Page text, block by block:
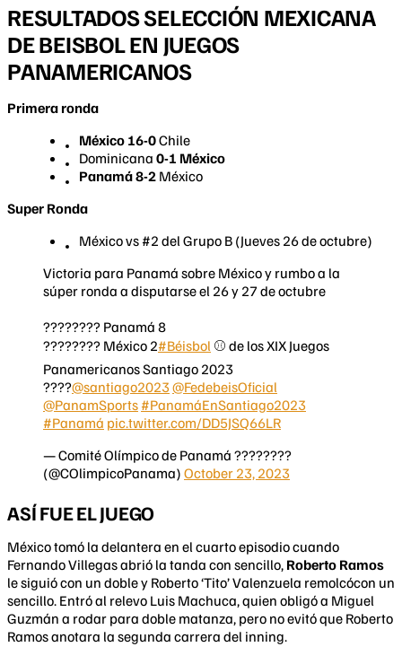
RESULTADOS SELECCIÓN MEXICANA
DE BEISBOL EN JUEGOS
PANAMERICANOS
Primera ronda
México 16-0Chile
Dominicana 0-1 México
Panamá 8-2 México
Super Ronda
México vs #2 del Grupo B (Jueves 26 de octubre)
Victoria para Panamá sobre México y rumbo a la
súper ronda a disputarse el 26 y 27 de octubre
???????? Panamá 8
???????? México 2#Béisbol ⚾️ de los XIX Juegos
Panamericanos Santiago 2023
????@santiago2023 @FedebeisOficial
@PanamSports #PanamáEnSantiago2023
#Panamá pic.twitter.com/DD5JSQ66LR
— Comité Olímpico de Panamá ????????
(@COlimpicoPanama) October 23, 2023
ASÍ FUE EL JUEGO
México tomó la delantera en el cuarto episodio cuando
Fernando Villegas abrió la tanda con sencillo, Roberto Ramos
le siguió con un doble y Roberto ‘Tito’ Valenzuela remolcócon un
sencillo. Entró al relevo Luis Machuca, quien obligó a Miguel
Guzmán a rodar para doble matanza, pero no evitó que Roberto
Ramos anotara la segunda carrera del inning.